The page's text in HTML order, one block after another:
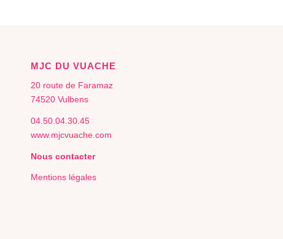
MJC DU VUACHE
20 route de Faramaz
74520 Vulbens
04.50.04.30.45
www.mjcvuache.com
Nous contacter
Mentions légales